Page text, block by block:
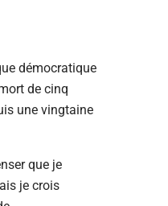
démocratique
de cinq
une vingtaine
que je
je crois